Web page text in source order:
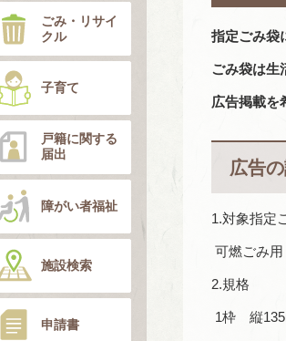
ごみ・リサイ
クル
子育て
戸籍に関する
届出
障がい者福祉
施設検索
申請書
指定ごみ袋
ごみ袋は生
広告掲載を
広告
1.対象指定
可燃ごみ用
2.規格
1枠 縦